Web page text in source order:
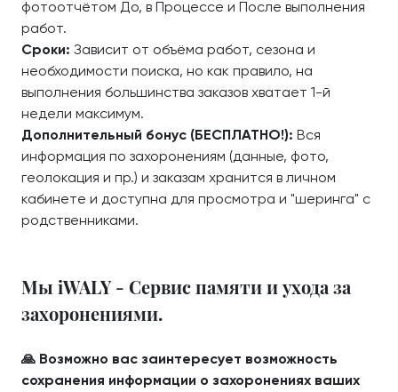
фотоотчётом До, в Процессе и После выполнения
работ.
Сроки: Зависит от объёма работ, сезона и
необходимости поиска, но как правило, на
выполнения большинства заказов хватает 1-й
недели максимум.
Дополнительный бонус (БЕСПЛАТНО!): Вся
информация по захоронениям (данные, фото,
геолокация и пр.) и заказам хранится в личном
кабинете и доступна для просмотра и "шеринга" с
родственниками.
Мы iWALY - Сервис памяти и ухода за
захоронениями.
🙏 Возможно вас заинтересует возможность
сохранения информации о захоронениях ваших